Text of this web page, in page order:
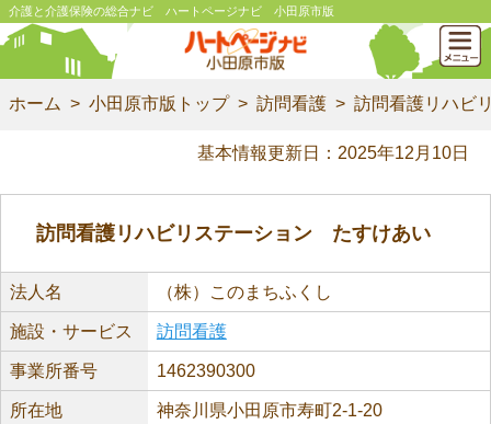
介護と介護保険の総合ナビ ハートページナビ 小田原市版
ホーム 小田原市版トップ 訪問看護 訪問看護リハビ
基本情報更新日：2025年12月10日
訪問看護リハビリステーション たすけあい
法人名 （株）このまちふくし
施設・サービス 訪問看護
事業所番号 1462390300
所在地 神奈川県小田原市寿町2-1-20